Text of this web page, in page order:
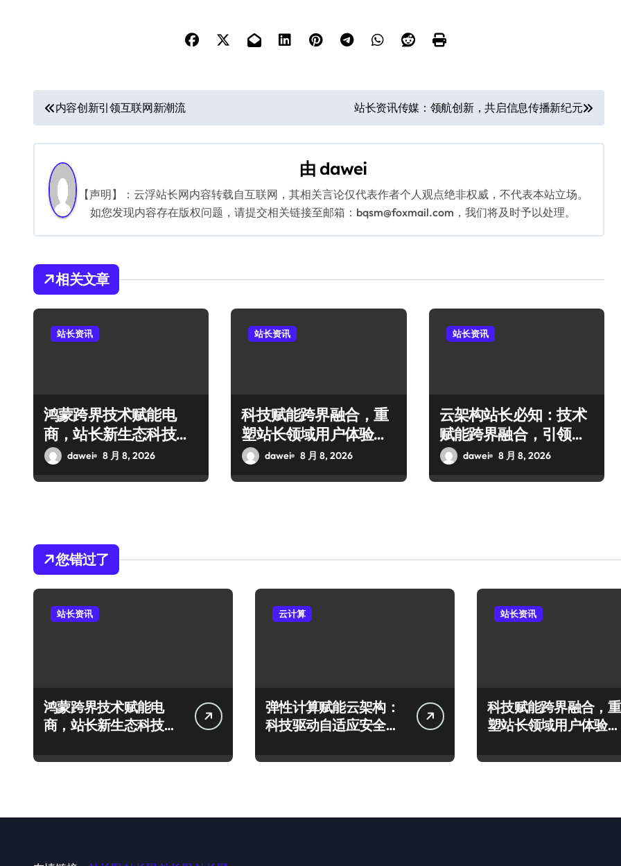
文
章
导
航
内容创新引领互联网新潮流 站长资讯传媒：领航创新，共启信息传播新纪元
由 dawei
【声明】：云浮站长网内容转载自互联网，其相关言论仅代表作者个人观点绝非权威，不代表本站立场。
如您发现内容存在版权问题，请提交相关链接至邮箱：bqsm@foxmail.com，我们将及时予以处理。
相关文章
站长资讯
鸿蒙跨界技术赋能电
商，站长新生态科技启
航新篇章
dawei 8 月 8, 2026
站长资讯
科技赋能跨界融合，重
塑站长领域用户体验新
范式dawei 8 月 8, 2026
站长资讯
云架构站长必知：技术
赋能跨界融合，引领科
技新趋势！
dawei 8 月 8, 2026
您错过了
站长资讯
鸿蒙跨界技术赋能电
商，站长新生态科技启
云计算
弹性计算赋能云架构：
科技驱动自适应安全防
站长资讯
科技赋能跨界融合，重
塑站长领域用户体验新